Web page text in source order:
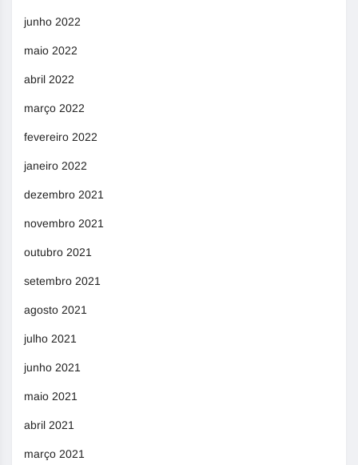
junho 2022
maio 2022
abril 2022
março 2022
fevereiro 2022
janeiro 2022
dezembro 2021
novembro 2021
outubro 2021
setembro 2021
agosto 2021
julho 2021
junho 2021
maio 2021
abril 2021
março 2021